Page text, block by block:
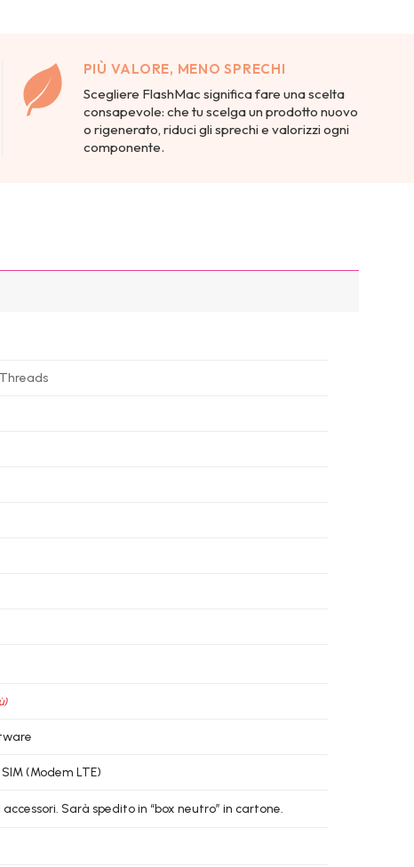
PIÙ VALORE, MENO SPRECHI
Scegliere FlashMac significa fare una scelta
consapevole: che tu scelga un prodotto nuovo
o rigenerato, riduci gli sprechi e valorizzi ogni
componente.
SIM (Modem LTE)
Sarà spedito in “box neutro” in cartone.